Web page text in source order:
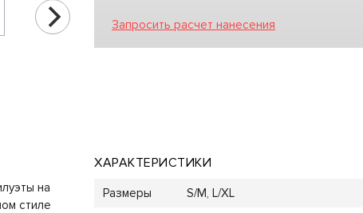
Запросить расчет нанесения
на
стиле
ХАРАКТЕРИСТИКИ
Размеры
S/M, L/XL